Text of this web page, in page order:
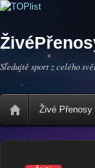
Sledujte sport z celého
Živé Přenosy